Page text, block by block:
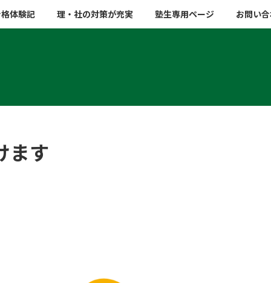
体験記 理・社の対策が充実 塾生専用ページ お問い
ます